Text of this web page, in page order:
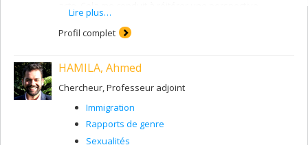
d’analyse tournée vers l’ambivalence des relations
entre acteurs et institutions, l’objectif étant de mieux
comprendre les formes concrètes d’organisation
particulièrement les mobilisations sociales autour des
celles qui formulent une définition subversive de la ville
ou qui défendent des principes de justice. Mais je
m’intéresse également aux formes institutionnelles que
revêtent les nouvelles modalités de régulation des villes
et de l’urbain. Les dispositifs de coopération et de
Lire plus…
Profil complet
HAMILA, Ahmed
Chercheur, Professeur adjoint
Immigration
Rapports de genre
Sexualités